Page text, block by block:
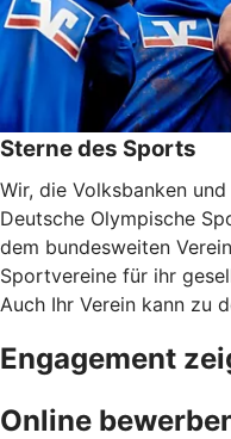
Sterne des Sports
Wir, die Volksbanken
Deutsche Olympische
dem bundesweiten
Sportvereine für ihr
Auch Ihr Verein kann zu
Engagement
Online